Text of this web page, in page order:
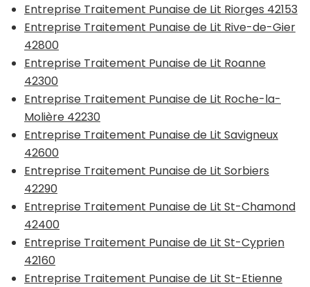
Entreprise Traitement Punaise de Lit Riorges 42153
Entreprise Traitement Punaise de Lit Rive-de-Gier
42800
Entreprise Traitement Punaise de Lit Roanne
42300
Entreprise Traitement Punaise de Lit Roche-la-
Molière 42230
Entreprise Traitement Punaise de Lit Savigneux
42600
Entreprise Traitement Punaise de Lit Sorbiers
42290
Entreprise Traitement Punaise de Lit St-Chamond
42400
Entreprise Traitement Punaise de Lit St-Cyprien
42160
Entreprise Traitement Punaise de Lit St-Etienne